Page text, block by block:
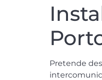
Pretende